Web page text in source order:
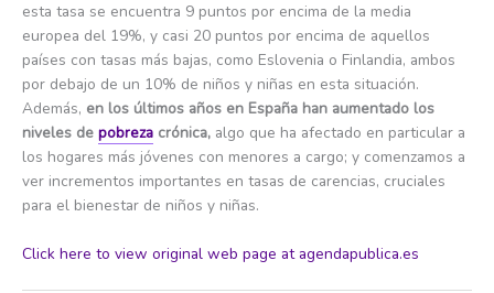
esta tasa se encuentra 9 puntos por encima de la media
europea del 19%, y casi 20 puntos por encima de aquellos
países con tasas más bajas, como Eslovenia o Finlandia, ambos
por debajo de un 10% de niños y niñas en esta situación.
Además, en los últimos años en España han aumentado los
niveles de pobreza crónica, algo que ha afectado en particular a
los hogares más jóvenes con menores a cargo; y comenzamos a
ver incrementos importantes en tasas de carencias, cruciales
para el bienestar de niños y niñas.
Click here to view original web page at agendapublica.es